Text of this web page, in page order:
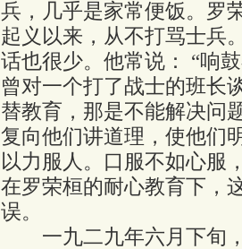
兵，几乎是家常便饭。罗
起义以来，从不打骂士兵
话也很少。他常说： “响
曾对一个打了战士的班长
替教育，那是不能解决问
复向他们讲道理，使他们
以力服人。口服不如心服
在罗荣桓的耐心教育下，
误。
一九二九年六月下旬，